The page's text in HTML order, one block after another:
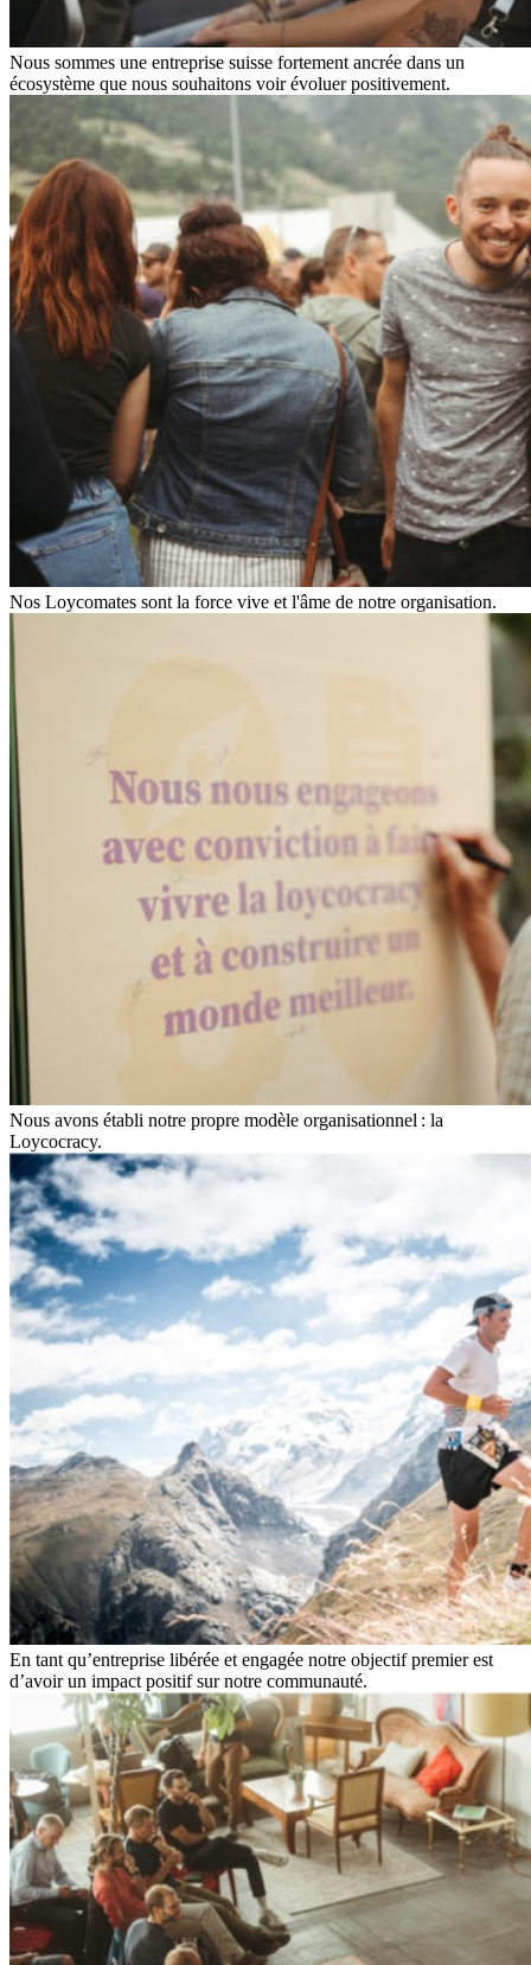
Nous sommes une entreprise suisse fortement ancrée dans un
écosystème que nous souhaitons voir évoluer positivement.
Nos Loycomates sont la force vive et l'âme de notre organisation.
Nous avons établi notre propre modèle organisationnel : la
Loycocracy.
En tant qu’entreprise libérée et engagée notre objectif premier est
d’avoir un impact positif sur notre communauté.